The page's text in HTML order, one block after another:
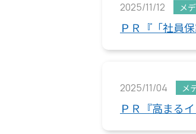
2025/11/12 メ
ＰＲ『「社員
2025/11/04 メ
ＰＲ『高まる